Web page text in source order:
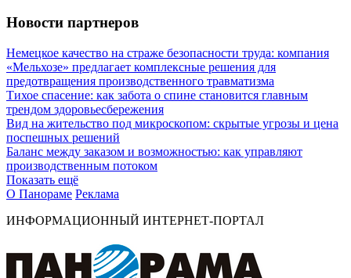
Новости партнеров
Немецкое качество на страже безопасности труда: компания
«Мельхозе» предлагает комплексные решения для
предотвращения производственного травматизма
Тихое спасение: как забота о спине становится главным
трендом здоровьесбережения
Вид на жительство под микроскопом: скрытые угрозы и цена
поспешных решений
Баланс между заказом и возможностью: как управляют
производственным потоком
Показать ещё
О Панораме Реклама
ИНФОРМАЦИОННЫЙ ИНТЕРНЕТ-ПОРТАЛ